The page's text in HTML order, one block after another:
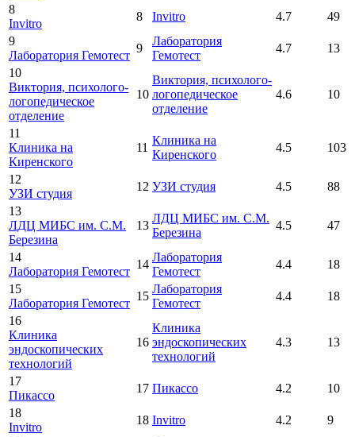
8
Invitro
8 Invitro 4.7
49
9
Лаборатория Гемотест
9
Лаборатория
Гемотест
4.7
13
10
Виктория, психолого-
логопедическое
отделение
10
Виктория, психолого-
логопедическое
отделение
4.6 10
11
Клиника на
Киренского
11
Клиника на
Киренского
4.5 103
12
УЗИ студия
12 УЗИ студия 4.5
88
13
ЛДЦ МИБС им. С.М.
Березина
13
ЛДЦ МИБС им. С.М.
Березина
4.5 47
14
Лаборатория Гемотест
14
Лаборатория
Гемотест
4.4
18
15
Лаборатория Гемотест
15
Лаборатория
Гемотест
4.4
18
16
Клиника
эндоскопических
технологий
16
Клиника
эндоскопических
технологий
4.3 13
17
Пикассо
17 Пикассо 4.2
10
18
Invitro
18 Invitro 4.2
9